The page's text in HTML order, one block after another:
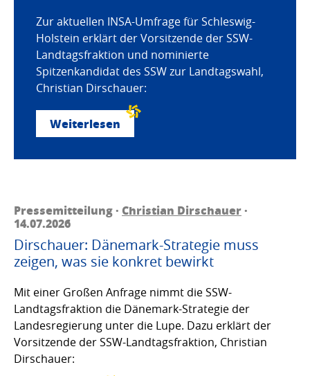
Zur aktuellen INSA-Umfrage für Schleswig-
Holstein erklärt der Vorsitzende der SSW-
Landtagsfraktion und nominierte
Spitzenkandidat des SSW zur Landtagswahl,
Christian Dirschauer:
Weiterlesen
Pressemitteilung · Christian Dirschauer·
14.07.2026
Dirschauer: Dänemark-Strategie muss
zeigen, was sie konkret bewirkt
Mit einer Großen Anfrage nimmt die SSW-
Landtagsfraktion die Dänemark-Strategie der
Landesregierung unter die Lupe. Dazu erklärt der
Vorsitzende der SSW-Landtagsfraktion, Christian
Dirschauer: